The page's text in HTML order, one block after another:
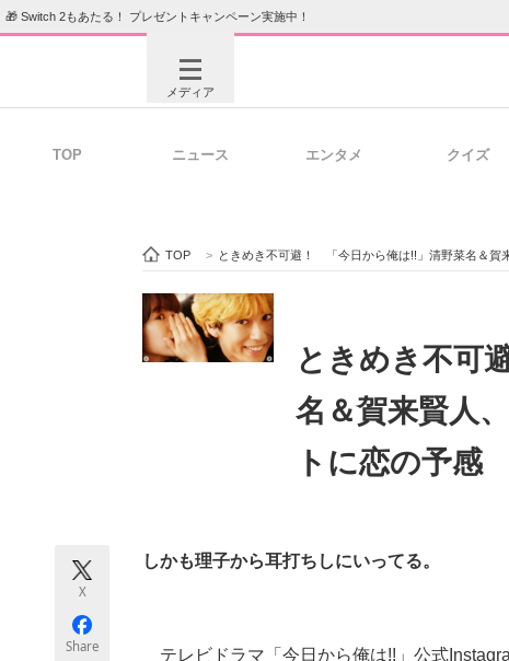
🎁 Switch 2もあたる！ プレゼントキャンペーン実施中！
メディア
ビジネスと働き方のヒント
ITエンジニア向け専門サイト 企業向けIT製
TOP ニュース エンタメ クイズ
TOP > ときめき不可避！ 「今日から俺は!!」清野菜名＆賀
ときめき不可
名＆賀来賢人
トに恋の予感
X
Share
しかも理子から耳打ちしにいってる。
テレビドラマ「今日から俺は!!」公式